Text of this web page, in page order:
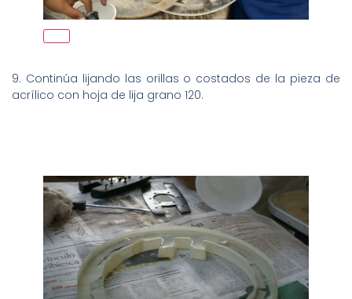
9. Continúa lijando las orillas o costados de la pieza de
acrílico con hoja de lija grano 120.